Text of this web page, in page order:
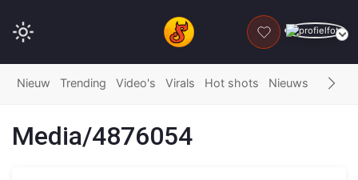
DONEER
Nieuw Trending Video's Virals Hot shots Nieuws Fails
Media/4876054